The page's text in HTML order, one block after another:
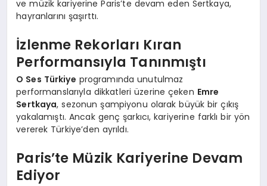
ve müzik kariyerine Paris’te devam eden Sertkaya,
hayranlarını şaşırttı.
İzlenme Rekorları Kıran
Performansıyla Tanınmıştı
O Ses Türkiye programında unutulmaz
performanslarıyla dikkatleri üzerine çeken Emre
Sertkaya, sezonun şampiyonu olarak büyük bir çıkış
yakalamıştı. Ancak genç şarkıcı, kariyerine farklı bir yön
vererek Türkiye’den ayrıldı.
Paris’te Müzik Kariyerine Devam
Ediyor